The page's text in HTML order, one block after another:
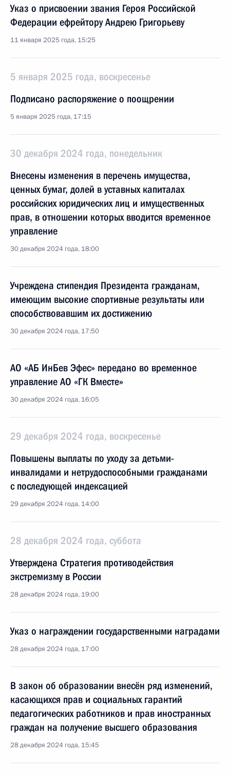
Указ о присвоении звания Героя Российской
Федерации ефрейтору Андрею Григорьеву
11 января 2025 года, 15:25
5 января 2025 года, воскресенье
Подписано распоряжение о поощрении
5 января 2025 года, 17:15
30 декабря 2024 года, понедельник
Внесены изменения в перечень имущества,
ценных бумаг, долей в уставных капиталах
российских юридических лиц и имущественных
прав, в отношении которых вводится временное
управление
30 декабря 2024 года, 18:00
Учреждена стипендия Президента гражданам,
имеющим высокие спортивные результаты или
способствовавшим их достижению
30 декабря 2024 года, 17:50
АО «АБ ИнБев Эфес» передано во временное
управление АО «ГК Вместе»
30 декабря 2024 года, 16:05
29 декабря 2024 года, воскресенье
Повышены выплаты по уходу за детьми-
инвалидами и нетрудоспособными гражданами
с последующей индексацией
29 декабря 2024 года, 14:00
28 декабря 2024 года, суббота
Утверждена Стратегия противодействия
экстремизму в России
28 декабря 2024 года, 19:00
Указ о награждении государственными наградами
28 декабря 2024 года, 17:00
В закон об образовании внесён ряд изменений,
касающихся прав и социальных гарантий
педагогических работников и прав иностранных
граждан на получение высшего образования
28 декабря 2024 года, 15:45